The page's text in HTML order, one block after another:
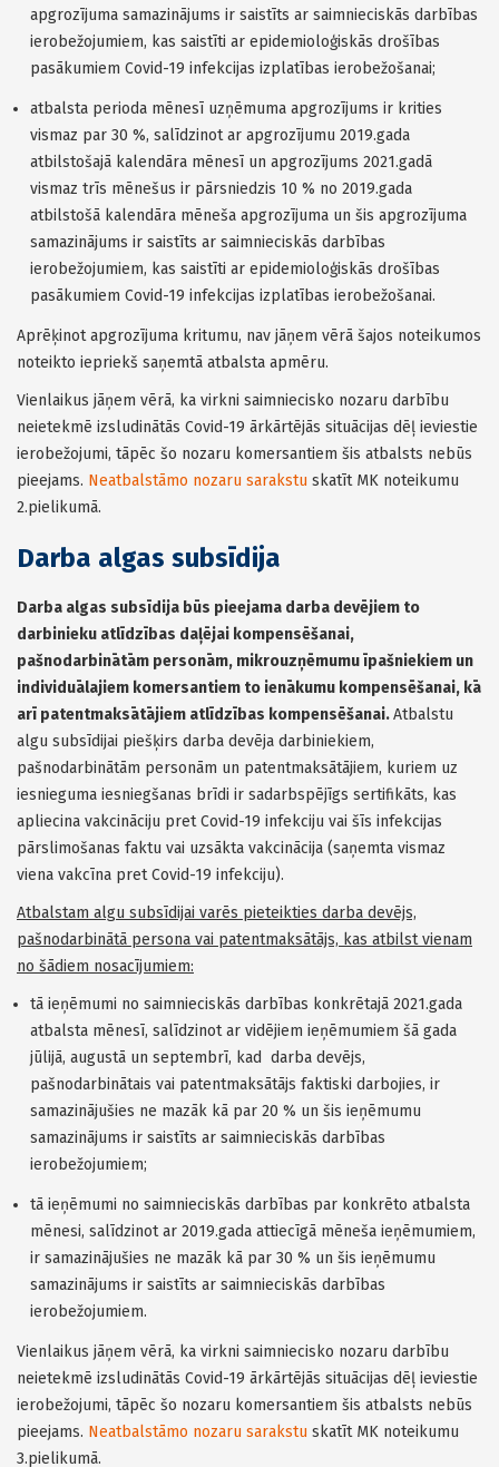
apgrozījuma samazinājums ir saistīts ar saimnieciskās darbības
ierobežojumiem, kas saistīti ar epidemioloģiskās drošības
pasākumiem Covid-19 infekcijas izplatības ierobežošanai;
atbalsta perioda mēnesī uzņēmuma apgrozījums ir krities
vismaz par 30 %, salīdzinot ar apgrozījumu 2019.gada
atbilstošajā kalendāra mēnesī un apgrozījums 2021.gadā
vismaz trīs mēnešus ir pārsniedzis 10 % no 2019.gada
atbilstošā kalendāra mēneša apgrozījuma un šis apgrozījuma
samazinājums ir saistīts ar saimnieciskās darbības
ierobežojumiem, kas saistīti ar epidemioloģiskās drošības
pasākumiem Covid-19 infekcijas izplatības ierobežošanai.
Aprēķinot apgrozījuma kritumu, nav jāņem vērā šajos noteikumos
noteikto iepriekš saņemtā atbalsta apmēru.
Vienlaikus jāņem vērā, ka virkni saimniecisko nozaru darbību
neietekmē izsludinātās Covid-19 ārkārtējās situācijas dēļ ieviestie
ierobežojumi, tāpēc šo nozaru komersantiem šis atbalsts nebūs
pieejams. Neatbalstāmo nozaru sarakstu skatīt MK noteikumu
2.pielikumā.
Darba algas subsīdija
Darba algas subsīdija būs pieejama darba devējiem to
darbinieku atlīdzības daļējai kompensēšanai,
pašnodarbinātām personām, mikrouzņēmumu īpašniekiem un
individuālajiem komersantiem to ienākumu kompensēšanai, kā
arī patentmaksātājiem atlīdzības kompensēšanai.Atbalstu
algu subsīdijai piešķirs darba devēja darbiniekiem,
pašnodarbinātām personām un patentmaksātājiem, kuriem uz
iesnieguma iesniegšanas brīdi ir sadarbspējīgs sertifikāts, kas
apliecina vakcināciju pret Covid-19 infekciju vai šīs infekcijas
pārslimošanas faktu vai uzsākta vakcinācija (saņemta vismaz
viena vakcīna pret Covid-19 infekciju).
Atbalstam algu subsīdijai varēs pieteikties darba devējs,
pašnodarbinātā persona vai patentmaksātājs, kas atbilst vienam
no šādiem nosacījumiem:
tā ieņēmumi no saimnieciskās darbības konkrētajā 2021.gada
atbalsta mēnesī, salīdzinot ar vidējiem ieņēmumiem šā gada
jūlijā, augustā un septembrī, kad darba devējs,
pašnodarbinātais vai patentmaksātājs faktiski darbojies, ir
samazinājušies ne mazāk kā par 20 % un šis ieņēmumu
samazinājums ir saistīts ar saimnieciskās darbības
ierobežojumiem;
tā ieņēmumi no saimnieciskās darbības par konkrēto atbalsta
mēnesi, salīdzinot ar 2019.gada attiecīgā mēneša ieņēmumiem,
ir samazinājušies ne mazāk kā par 30 % un šis ieņēmumu
samazinājums ir saistīts ar saimnieciskās darbības
ierobežojumiem.
Vienlaikus jāņem vērā, ka virkni saimniecisko nozaru darbību
neietekmē izsludinātās Covid-19 ārkārtējās situācijas dēļ ieviestie
ierobežojumi, tāpēc šo nozaru komersantiem šis atbalsts nebūs
pieejams. Neatbalstāmo nozaru sarakstu skatīt MK noteikumu
3.pielikumā.